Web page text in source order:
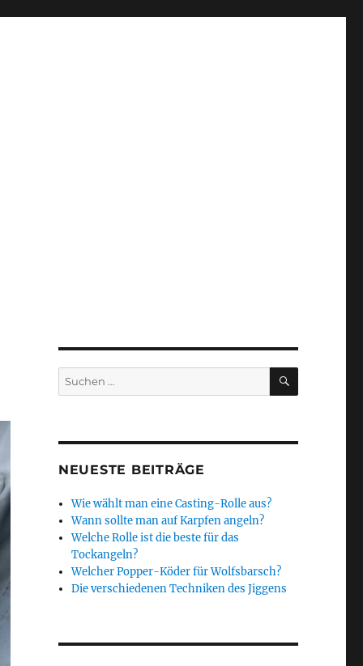
Suchen
nach:
SUCHEN
NEUESTE BEITRÄGE
Wie wählt man eine Casting-Rolle aus?
Wann sollte man auf Karpfen angeln?
Welche Rolle ist die beste für das
Tockangeln?
Welcher Popper-Köder für Wolfsbarsch?
Die verschiedenen Techniken des Jiggens